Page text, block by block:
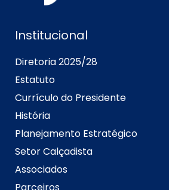
Institucional
Diretoria 2025/28
Estatuto
Currículo do Presidente
História
Planejamento Estratégico
Setor Calçadista
Associados
Parceiros